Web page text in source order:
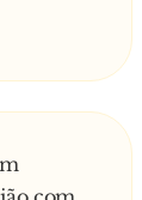
surgiu
o